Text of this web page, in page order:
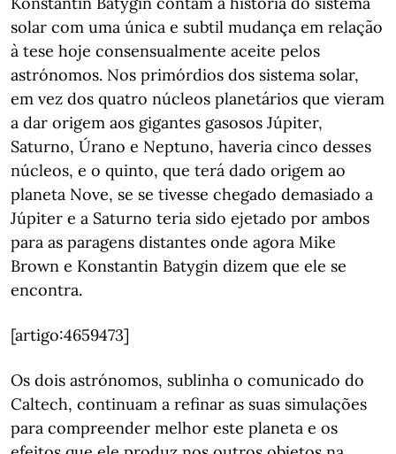
solar com uma única e subtil mudança em relação
à tese hoje consensualmente aceite pelos
astrónomos. Nos primórdios dos sistema solar,
em vez dos quatro núcleos planetários que vieram
a dar origem aos gigantes gasosos Júpiter,
Saturno, Úrano e Neptuno, haveria cinco desses
núcleos, e o quinto, que terá dado origem ao
planeta Nove, se se tivesse chegado demasiado a
Júpiter e a Saturno teria sido ejetado por ambos
para as paragens distantes onde agora Mike
Brown e Konstantin Batygin dizem que ele se
encontra.
[artigo:4659473]
Os dois astrónomos, sublinha o comunicado do
Caltech, continuam a refinar as suas simulações
para compreender melhor este planeta e os